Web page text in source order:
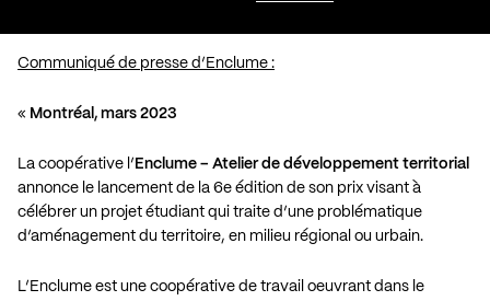
Communiqué de presse d’Enclume :
« Montréal, mars 2023
La coopérative l’ Enclume – Atelier de développement territorial
annonce le lancement de la 6e édition de son prix visant à
célébrer un projet étudiant qui traite d’une problématique
d’aménagement du territoire, en milieu régional ou urbain.
L’Enclume est une coopérative de travail oeuvrant dans le